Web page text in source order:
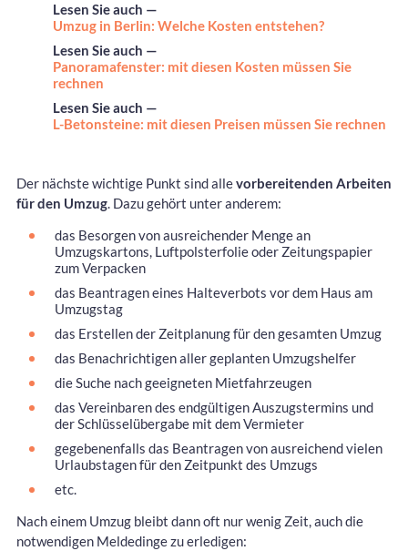
Lesen Sie auch —
Umzug in Berlin: Welche Kosten entstehen?
Lesen Sie auch —
Panoramafenster: mit diesen Kosten müssen Sie
rechnen
Lesen Sie auch —
L-Betonsteine: mit diesen Preisen müssen Sie rechnen
Der nächste wichtige Punkt sind allevorbereitenden Arbeiten
für den Umzug. Dazu gehört unter anderem:
das Besorgen von ausreichender Menge an
Umzugskartons, Luftpolsterfolie oder Zeitungspapier
zum Verpacken
das Beantragen eines Halteverbots vor dem Haus am
Umzugstag
das Erstellen der Zeitplanung für den gesamten Umzug
das Benachrichtigen aller geplanten Umzugshelfer
die Suche nach geeigneten Mietfahrzeugen
das Vereinbaren des endgültigen Auszugstermins und
der Schlüsselübergabe mit dem Vermieter
gegebenenfalls das Beantragen von ausreichend vielen
Urlaubstagen für den Zeitpunkt des Umzugs
etc.
Nach einem Umzug bleibt dann oft nur wenig Zeit, auch die
notwendigen Meldedinge zu erledigen: